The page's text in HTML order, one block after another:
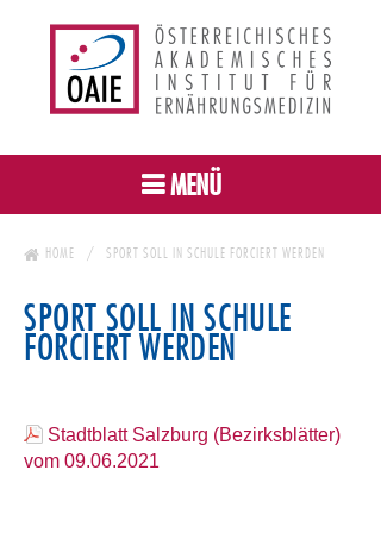
MENÜ
HOME SPORT SOLL IN SCHULE FORCIERT WERDEN
SPORT SOLL IN SCHULE
FORCIERT WERDEN
Stadtblatt Salzburg (Bezirksblätter)
vom 09.06.2021